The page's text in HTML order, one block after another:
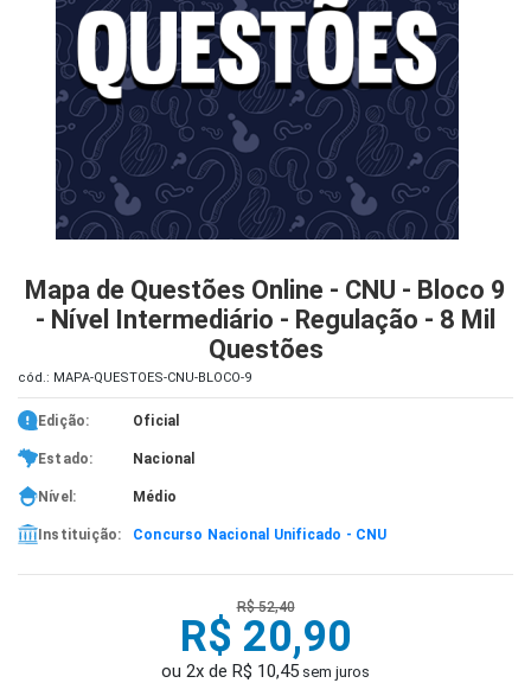
Mapa de Questões Online - CNU - Bloco 9
- Nível Intermediário - Regulação - 8 Mil
Questões
cód.: MAPA-QUESTOES-CNU-BLOCO-9
Edição: Oficial
Estado: Nacional
Nível: Médio
Instituição: Concurso Nacional Unificado - CNU
R$ 52,40
R$ 20,90
ou 2x de R$ 10,45 sem juros